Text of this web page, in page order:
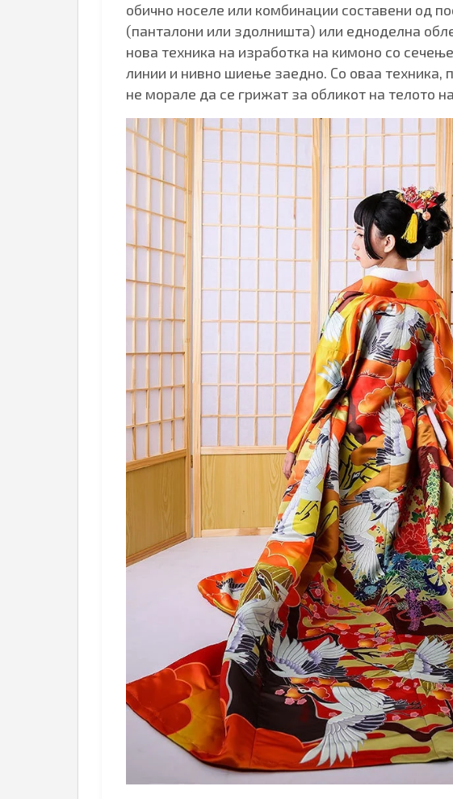
обично носеле или комбинации составени од
(панталони или здолништа) или едноделна
нова техника на изработка на кимоно со
линии и нивно шиење заедно. Со оваа техника,
не морале да се грижат за обликот на телото